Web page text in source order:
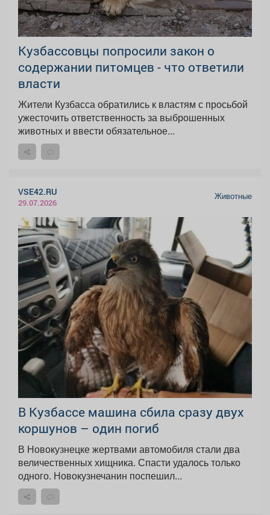
Кузбассовцы попросили закон о
содержании питомцев - что ответили
власти
Жители Кузбасса обратились к властям с просьбой
ужесточить ответственность за выброшенных
животных и ввести обязательное...
VSE42.RU
29.07.2026
Животные
В Кузбассе машина сбила сразу двух
коршунов – один погиб
В Новокузнецке жертвами автомобиля стали два
величественных хищника. Спасти удалось только
одного. Новокузнечанин поспешил...